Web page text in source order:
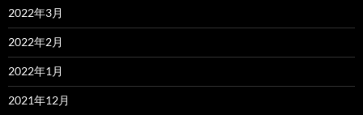
2022年3月
2022年2月
2022年1月
2021年12月